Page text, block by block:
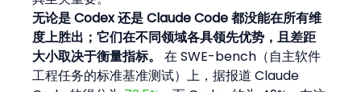
无论是 Codex 还是 Claude Code 都没能在所有维
度上胜出；它们在不同领域各具领先优势，且差距
大小取决于衡量指标。
在 SWE-bench（自主软件
工程任务的标准基准测试）上，据报道 Claude